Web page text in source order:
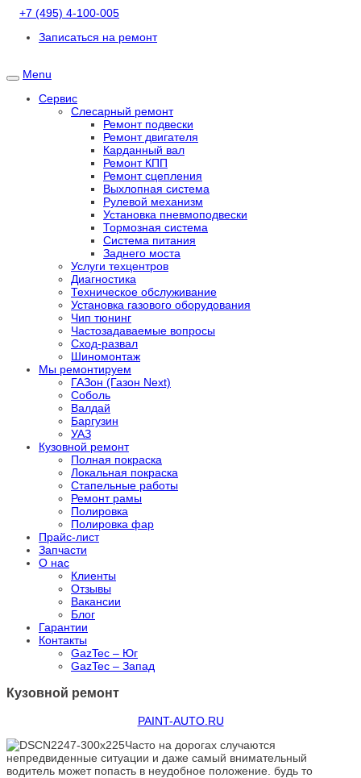
+7 (495) 4-100-005
Записаться на ремонт
Menu
Сервис
Слесарный ремонт
Ремонт подвески
Ремонт двигателя
Карданный вал
Ремонт КПП
Ремонт сцепления
Выхлопная система
Рулевой механизм
Установка пневмоподвески
Тормозная система
Система питания
Заднего моста
Услуги техцентров
Диагностика
Техническое обслуживание
Установка газового оборудования
Чип тюнинг
Частозадаваемые вопросы
Сход-развал
Шиномонтаж
Мы ремонтируем
ГАЗон (Газон Next)
Соболь
Валдай
Баргузин
УАЗ
Кузовной ремонт
Полная покраска
Локальная покраска
Стапельные работы
Ремонт рамы
Полировка
Полировка фар
Прайс-лист
Запчасти
О нас
Клиенты
Отзывы
Вакансии
Блог
Гарантии
Контакты
GazTec – Юг
GazTec – Запад
Кузовной ремонт
PAINT-AUTO.RU
Часто на дорогах случаются
непредвиденные ситуации и даже самый внимательный
водитель может попасть в неудобное положение. будь то